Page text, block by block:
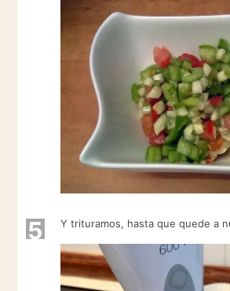
5 Y trituramos, hasta que quede a